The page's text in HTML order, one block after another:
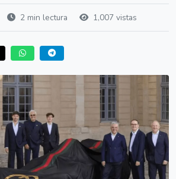
2 min lectura 1,007 vistas